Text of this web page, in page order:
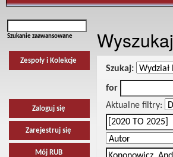
Szukanie zaawansowane
Zespoły i Kolekcje
Zaloguj się
Zarejestruj się
Mój RUB
Wyszukaj
Szukaj:
for
Aktualne filtry: